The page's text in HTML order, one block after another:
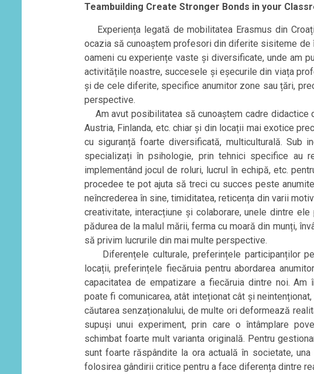
Teambuilding Create Stronger Bonds in your
Experiența legată de mobilitatea Erasmus din
ocazia să cunoaștem profesori din diferite sisiteme de
oameni cu experiențe vaste și diversificate, unde am
activitățile noastre, succesele și eșecurile din viața
și de cele diferite, specifice anumitor zone sau țări,
perspective.
Am avut posibilitatea să cunoaștem cadre didactice
Austria, Finlanda, etc. chiar și din locații mai exotice
cu siguranță foarte diversificată, multiculturală. Sub
specializați în psihologie, prin tehnici specifice au
implementând jocul de roluri, lucrul în echipă, etc.
procedee te pot ajuta să treci cu succes peste
neîncrederea în sine, timiditatea, reticența din varii
creativitate, interacțiune și colaborare, unele dintre
pădurea de la malul mării, ferma cu moară din munți,
să privim lucrurile din mai multe perspective.
Diferențele culturale, preferințele participanților
locații, preferințele fiecăruia pentru abordarea
capacitatea de empatizare a fiecăruia dintre noi.
poate fi comunicarea, atât inteționat cât și
căutarea senzaționalului, de multe ori deformează
supuși unui experiment, prin care o întâmplare
schimbat foarte mult varianta originală. Pentru
sunt foarte răspândite la ora actuală în societate,
folosirea gândirii critice pentru a face diferența dintre